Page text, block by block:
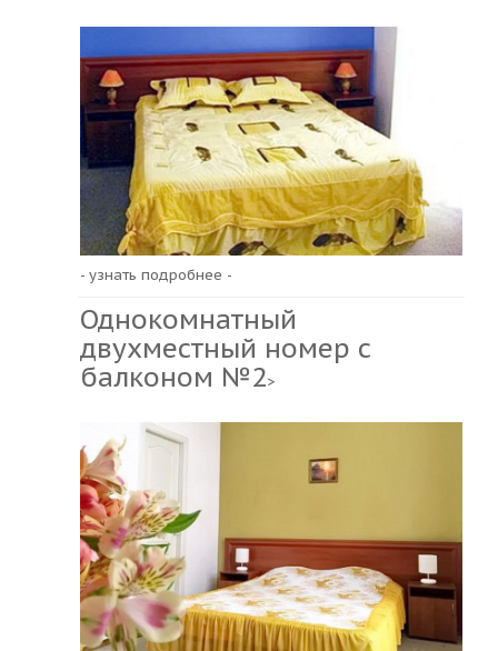
- узнать подробнее -
Однокомнатный
двухместный номер с
балконом №2>